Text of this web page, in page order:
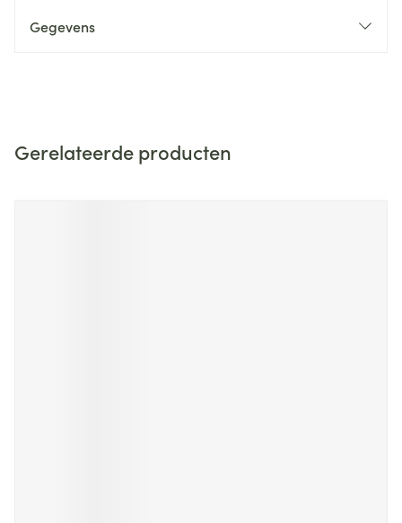
Gegevens
Gerelateerde producten